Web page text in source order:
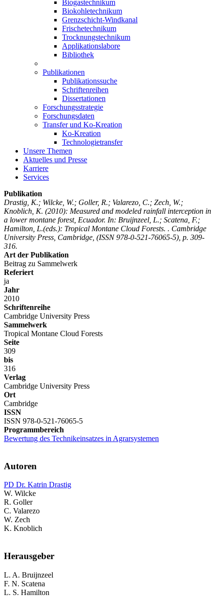
Biogastechnikum
Biokohletechnikum
Grenzschicht-Windkanal
Frischetechnikum
Trocknungstechnikum
Applikationslabore
Bibliothek
Publikationen
Publikationssuche
Schriftenreihen
Dissertationen
Forschungsstrategie
Forschungsdaten
Transfer und Ko-Kreation
Ko-Kreation
Technologietransfer
Unsere Themen
Aktuelles und Presse
Karriere
Services
Publikation
Drastig, K.; Wilcke, W.; Goller, R.; Valarezo, C.; Zech, W.;
Knoblich, K. (2010): Measured and modeled rainfall interception in
a lower montane forest, Ecuador. In: Bruijnzeel, L.; Scatena, F.;
Hamilton, L.(eds.): Tropical Montane Cloud Forests. . Cambridge
University Press, Cambridge, (ISSN 978-0-521-76065-5), p. 309-
316.
Art der Publikation
Beitrag zu Sammelwerk
Referiert
ja
Jahr
2010
Schriftenreihe
Cambridge University Press
Sammelwerk
Tropical Montane Cloud Forests
Seite
309
bis
316
Verlag
Cambridge University Press
Ort
Cambridge
ISSN
ISSN 978-0-521-76065-5
Programmbereich
Bewertung des Technikeinsatzes in Agrarsystemen
Autoren
PD Dr. Katrin Drastig
W. Wilcke
R. Goller
C. Valarezo
W. Zech
K. Knoblich
Herausgeber
L. A. Bruijnzeel
F. N. Scatena
L. S. Hamilton